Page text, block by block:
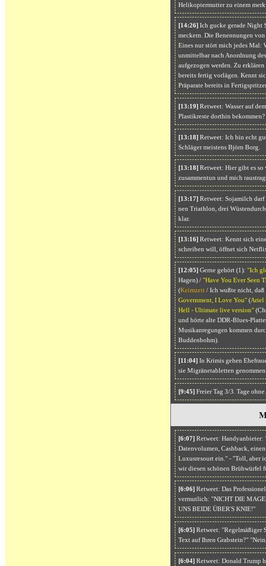
Helikoptermutter zu einem
[14:26]Ich gucke gerade Night
meckern. Die Benennungen
Eines nur stört mich jedes Mal:
unmittelbar nach Anordnung
aufgezogen werden. Zu
bereits fertig vorlägen. Kennt
Präparate bereits in
[13:19]Retweet: Wasser auf
Plastikreste dorthin bekommen?
[13:18]Retweet: Ich bin echt
Schläger meistens Björn Borg.
[13:18]Retweet: Hier gibt es so
zusammentun und mich
[13:17]Retweet: Sojamilch darf
nen Triathlon, drei
klar.
[13:16]Retweet: Kennt sich
schreiben will, öffnet sich
[12:05]Gerne gehört (1): "Ich
Hagen) / "Have You Ever Seen
(Keimzeit/ Ich wußte nicht, daß
Government, I Love You"(Ariel
Hell - Ultimate live version"
und hörte alte DDR-Blues-
Musikanregungen kommen
Buddenbohm).
[11:04]In Krimis gehen
sie Migränetabletten
[9:45]Freier Tag 3/3. Tage
[6:07]Retweet: Handyanbieter:
Datenvolumen, Cashback,
Luxusresourt ein." - "Toll, aber
wir diesen schönen Brühwürfel
[6:06]Retweet: Das
vermutlich: "NICHT DIE
UNS BEIDE ÜBER'S KNIE!"
[6:05]Retweet: "Regelmäßiger
Text auf Ihren Grabstein?"
[6:04]Retweet: Donald Trump